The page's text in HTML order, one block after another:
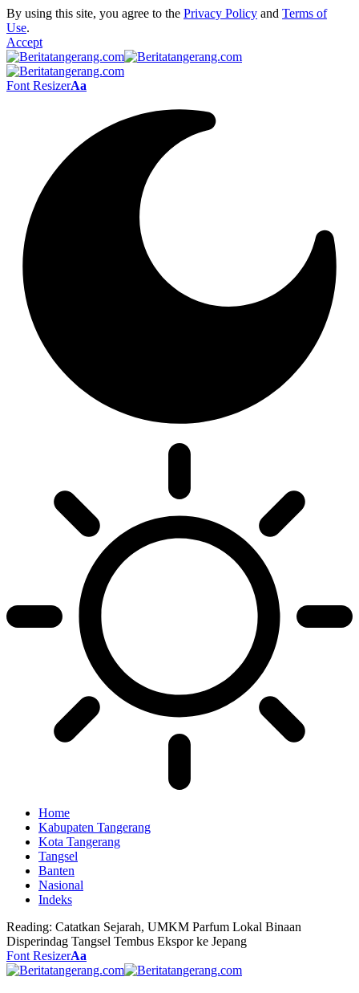
By using this site, you agree to the Privacy Policy and Terms of
Use.
Accept
Font ResizerAa
Home
Kabupaten Tangerang
Kota Tangerang
Tangsel
Banten
Nasional
Indeks
Reading: Catatkan Sejarah, UMKM Parfum Lokal Binaan
Disperindag Tangsel Tembus Ekspor ke Jepang
Font ResizerAa